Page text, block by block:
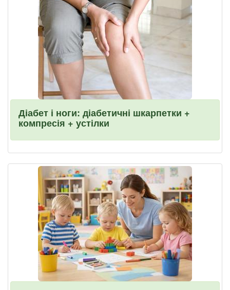
Діабет і ноги: діабетичні шкарпетки +
компресія + устілки